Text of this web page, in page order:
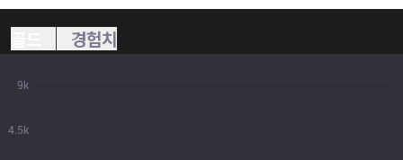
경험치
4.5k
9k